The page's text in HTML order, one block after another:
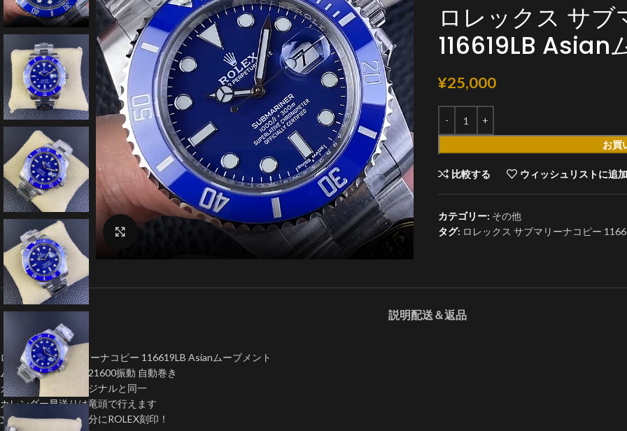
ロレックス サ
116619LB Asian
¥25,000
お買
比較する ウィッシュリストに追
カテゴリー: その他
タグ: ロレックス サブマリーナコピー
説明配送＆返品
ロレックス サブマリーナコピー 116619LB Asianムーブメント
ムーブメント:Asian 21600振動 自動巻き
カレンダ拡大率オリジナルと同一
カレンダー早送りは竜頭で行えます
文字盤外周ケース部分にROLEX刻印！